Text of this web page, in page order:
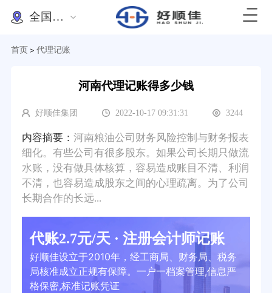
全国办理
首页 > 代理记账
河南代理记账得多少钱
好顺佳集团 2022-10-17 09:31:31 3244
内容摘要： 河南粮油公司财务风险控制与财务报表
细化。有些公司有很多股东。如果公司长期只做流
水账，没有做具体核算，容易造成账目不清、利润
不清，也容易造成股东之间的心理疏离。为了公司
长期合作的长远...
代账2.7元/天 · 注册会计师记账
好顺佳设立于2010年，经工商局、财务局、税务
局核准成立正规有保障。一户一档案管理,信息严
格保密,标准记账凭证